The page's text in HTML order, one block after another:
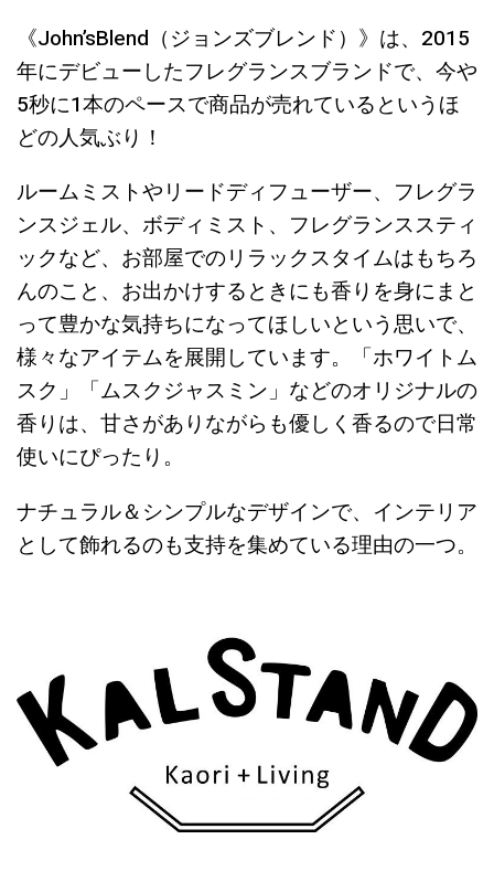
《John’sBlend（ジョンズブレンド）》は、2015
年にデビューしたフレグランスブランドで、今や
5秒に1本のペースで商品が売れているというほ
どの人気ぶり！
ルームミストやリードディフューザー、フレグラ
ンスジェル、ボディミスト、フレグランススティ
ックなど、お部屋でのリラックスタイムはもちろ
んのこと、お出かけするときにも香りを身にまと
って豊かな気持ちになってほしいという思いで、
様々なアイテムを展開しています。「ホワイトム
スク」「ムスクジャスミン」などのオリジナルの
香りは、甘さがありながらも優しく香るので日常
使いにぴったり。
ナチュラル＆シンプルなデザインで、インテリア
として飾れるのも支持を集めている理由の一つ。